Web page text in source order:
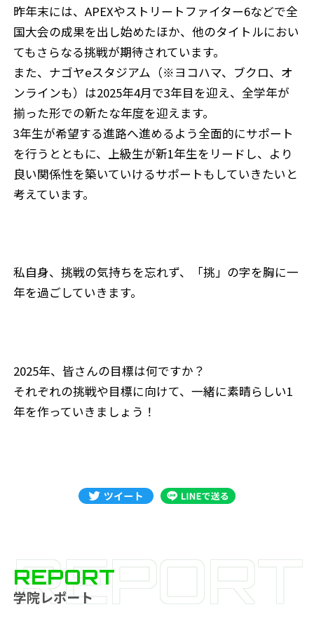
昨年末には、APEXやストリートファイター6などで全
国大会の成果を出し始めたほか、他のタイトルにおい
てもさらなる挑戦が期待されています。
また、ナゴヤeスタジアム（※ヨコハマ、ブクロ、オ
ンラインも）は2025年4月で3年目を迎え、全学年が
揃った形での新たな年度を迎えます。
3年生が希望する進路へ進めるよう全面的にサポート
を行うとともに、上級生が新1年生をリードし、より
良い関係性を築いていけるサポートもしていきたいと
考えています。
私自身、挑戦の気持ちを忘れず、「挑」の字を胸に一
年を過ごしていきます。
2025年、皆さんの目標は何ですか？
それぞれの挑戦や目標に向けて、一緒に素晴らしい1
年を作っていきましょう！
REPORT
学院レポート
REPORT